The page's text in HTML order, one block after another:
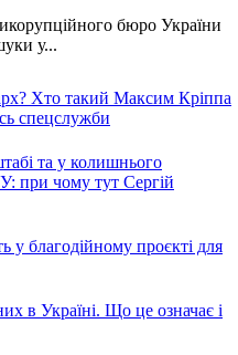
бюро України
у...
Хто такий Максим Кріппа
спецслужби
та у колишнього
при чому тут Сергій
у благодійному проєкті для
в Україні. Що це означає і